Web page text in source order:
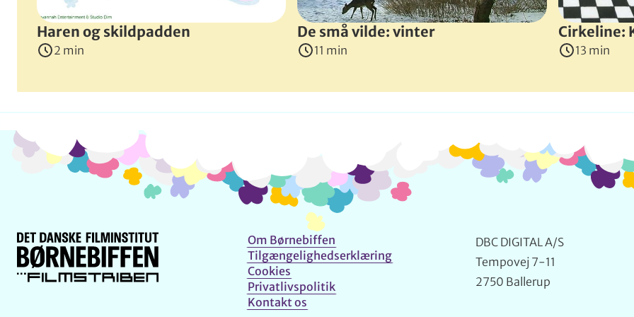
Haren og skildpadden
2 min
De små vilde: vinter
11 min
Cirkeline:
13 min
Info og kontakt
Om Børnebiffen
Tilgængelighedserklæring
Cookies
Privatlivspolitik
Kontakt os
DBC DIGITAL A/S
Tempovej 7-11
2750 Ballerup